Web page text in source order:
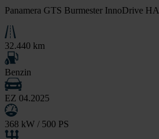
Panamera GTS Burmester InnoDrive
32.440 km
Benzin
EZ 04.2025
368 kW / 500 PS